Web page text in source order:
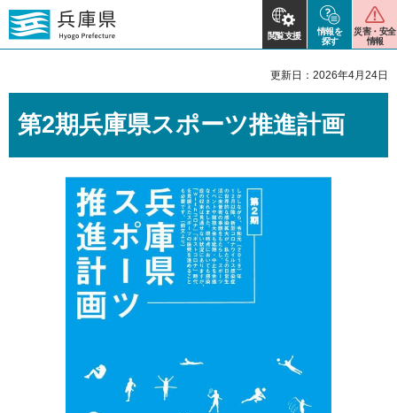
閲覧支援
情報を
探す
災害・安全
情報
更新日：2026年4月24日
第2期兵庫県スポーツ推進計画